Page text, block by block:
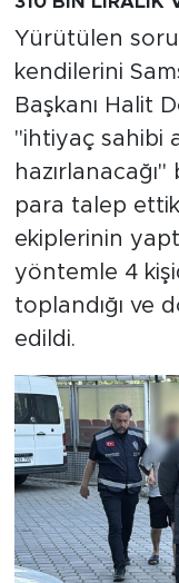
Yürütülen
kendilerini
Başkanı Halit
"ihtiyaç sahibi
para talep
ekiplerinin
yöntemle 4
toplandığı ve
edildi.